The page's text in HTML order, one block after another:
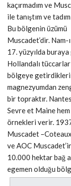
kaçırmadım ve
ile tanıştım ve
Bu bölgenin üzümü
Muscadet’dir.
17. yüzyılda
Hollandalı
bölgeye getirdikleri
magnezyumdan
bir topraktır.
Sevre et Maine hem
örnekleri verir.
Muscadet
ve AOC
10.000 hektar bağ
egemen olduğu